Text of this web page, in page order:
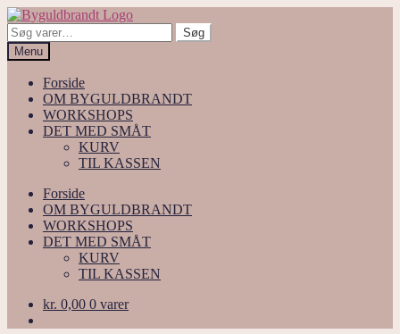
Spring
til
navigation
Spring
til
indhold
Søg
efter:
Søg
Menu
Forside
OM BYGULDBRANDT
WORKSHOPS
DET MED SMÅT
KURV
TIL KASSEN
Forside
OM BYGULDBRANDT
WORKSHOPS
DET MED SMÅT
KURV
TIL KASSEN
kr. 0,00 0 varer